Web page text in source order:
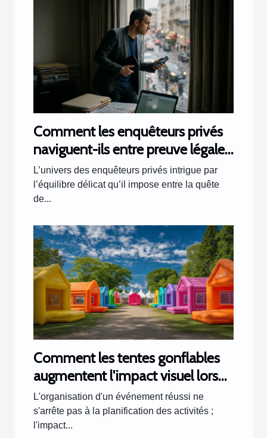
Comment les enquêteurs privés
naviguent-ils entre preuve légale
et respect de la vie privée ?
L’univers des enquêteurs privés intrigue par
l’équilibre délicat qu’il impose entre la quête
de...
Comment les tentes gonflables
augmentent l'impact visuel lors
d'événements
L'organisation d'un événement réussi ne
s'arrête pas à la planification des activités ;
l'impact...